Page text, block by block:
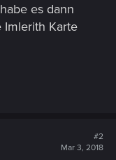
es dann
Imlerith Karte
#2
Mar 3, 2018